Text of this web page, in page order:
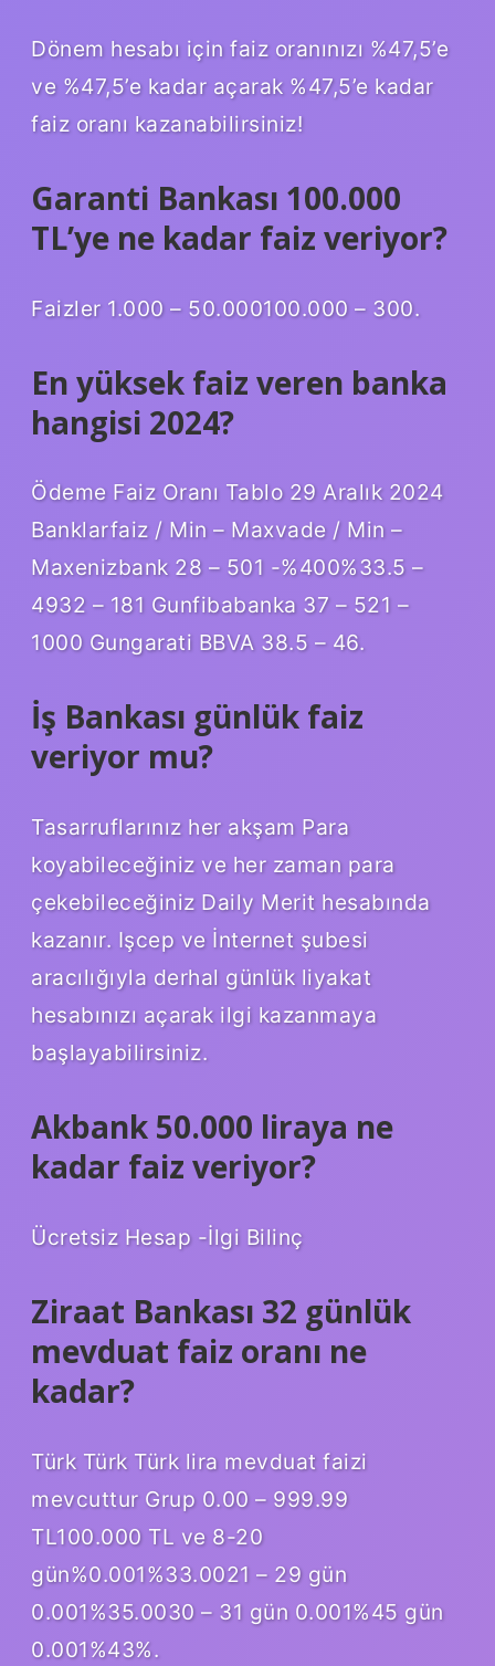
Dönem hesabı için faiz oranınızı %47,5’e
ve %47,5’e kadar açarak %47,5’e kadar
faiz oranı kazanabilirsiniz!
Garanti Bankası 100.000
TL’ye ne kadar faiz veriyor?
Faizler 1.000 – 50.000100.000 – 300.
En yüksek faiz veren banka
hangisi 2024?
Ödeme Faiz Oranı Tablo 29 Aralık 2024
Banklarfaiz / Min – Maxvade / Min –
Maxenizbank 28 – 501 -%400%33.5 –
4932 – 181 Gunfibabanka 37 – 521 –
1000 Gungarati BBVA 38.5 – 46.
İş Bankası günlük faiz
veriyor mu?
Tasarruflarınız her akşam Para
koyabileceğiniz ve her zaman para
çekebileceğiniz Daily Merit hesabında
kazanır. Işcep ve İnternet şubesi
aracılığıyla derhal günlük liyakat
hesabınızı açarak ilgi kazanmaya
başlayabilirsiniz.
Akbank 50.000 liraya ne
kadar faiz veriyor?
Ücretsiz Hesap -İlgi Bilinç
Ziraat Bankası 32 günlük
mevduat faiz oranı ne
kadar?
Türk Türk Türk lira mevduat faizi
mevcuttur Grup 0.00 – 999.99
TL100.000 TL ve 8-20
gün%0.001%33.0021 – 29 gün
0.001%35.0030 – 31 gün 0.001%45 gün
0.001%43%.